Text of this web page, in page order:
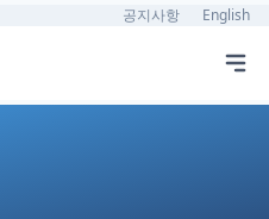
공지사항 English